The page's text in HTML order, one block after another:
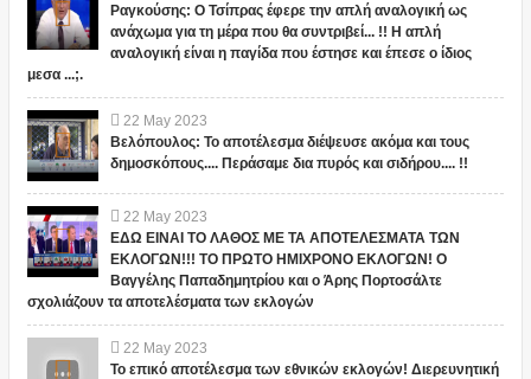
Ραγκούσης: Ο Τσίπρας έφερε την απλή αναλογική ως
ανάχωμα για τη μέρα που θα συντριβεί... !! Η απλή
αναλογική είναι η παγίδα που έστησε και έπεσε ο ίδιος
μεσα ...;.
22 May 2023
Βελόπουλος: Το αποτέλεσμα διέψευσε ακόμα και τους
δημοσκόπους.... Περάσαμε δια πυρός και σιδήρου.... !!
22 May 2023
ΕΔΩ ΕΙΝΑΙ ΤΟ ΛΑΘΟΣ ΜΕ ΤΑ ΑΠΟΤΕΛΕΣΜΑΤΑ ΤΩΝ
ΕΚΛΟΓΩΝ!!! ΤΟ ΠΡΩΤΟ ΗΜΙΧΡΟΝΟ ΕΚΛΟΓΩΝ! Ο
Βαγγέλης Παπαδημητρίου και ο Άρης Πορτοσάλτε
σχολιάζουν τα αποτελέσματα των εκλογών
22 May 2023
Το επικό αποτέλεσμα των εθνικών εκλογών! Διερευνητική